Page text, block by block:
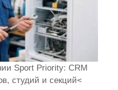
Sport Priority: CRM
студий и секций<